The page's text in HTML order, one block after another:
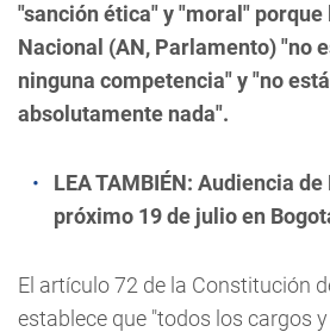
"sanción ética" y "moral" porque
Nacional (AN, Parlamento) "no
ninguna competencia" y "no
absolutamente nada".
LEA TAMBIÉN: Audiencia de
próximo 19 de julio en
El artículo 72 de la Constitución
establece que "todos los cargos